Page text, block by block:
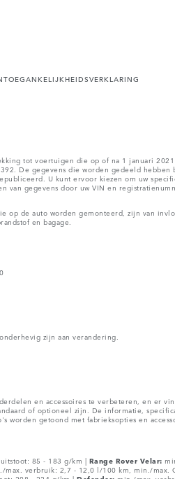
TOEGANKELIJKHEIDSVERKLARING
tot voertuigen die op of na 1 januari
De gegevens die worden gedeeld
U kunt ervoor kiezen om uw
van gegevens door uw VIN en
de auto worden gemonteerd, zijn van
en bagage.
zijn aan verandering.
en accessoires te verbeteren, en er
of optioneel zijn. De informatie,
getoond met fabrieksopties en
85 - 183 g/km | Range Rover Velar:
max. verbruik: 2,7 - 12,0 l/100 km, min./max.